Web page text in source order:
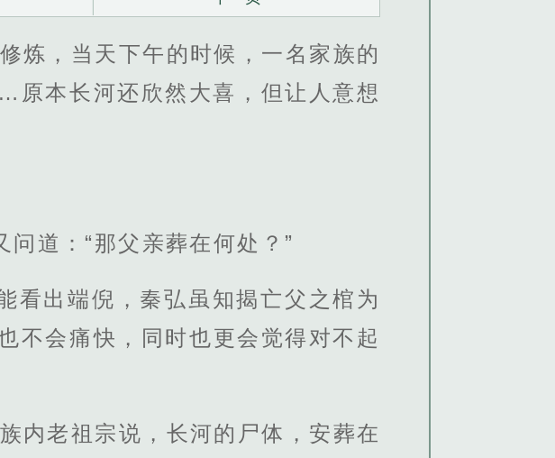
炼，当天下午的时候，一名家族的
本长河还欣然大喜，但让人意想
道：“那父亲葬在何处？”
看出端倪，秦弘虽知揭亡父之棺为
不会痛快，同时也更会觉得对不起
内老祖宗说，长河的尸体，安葬在